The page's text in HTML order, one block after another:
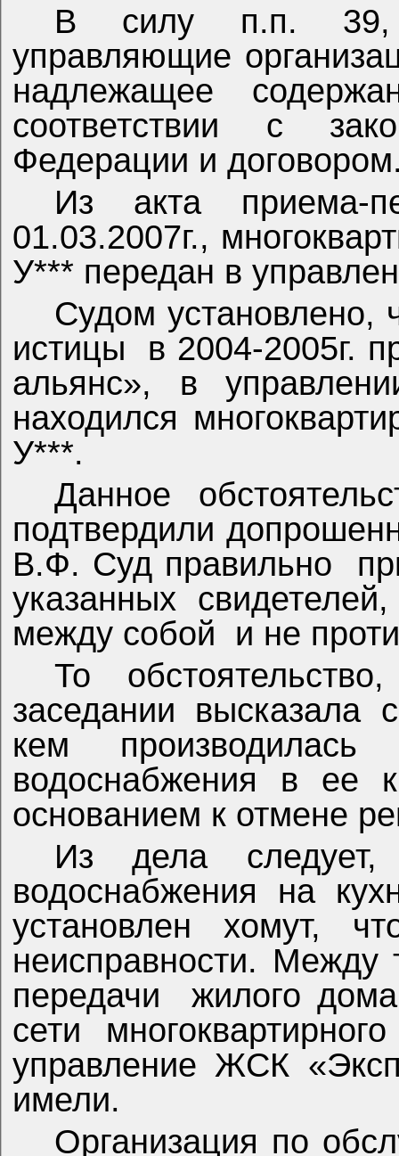
В силу п.п. 39,
управляющие
надлежащее
соответствии с
Федерации и
Из акта приема-
01.03.2007г.,
У*** передан в
Судом установлено,
истицы
в 2004-2005г.
альянс», в
находился
У***.
Данное
подтвердили
В.Ф. Суд правильно
указанных
между собой
и не
То
заседании высказала
кем производилась
водоснабжения в ее
основанием к отмене
Из дела
водоснабжения на
установлен хомут,
неисправности. Между
передачи
жилого
сети
управление ЖСК
имели.
Организация по